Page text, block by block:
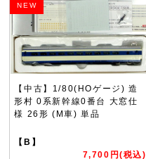
NEW
【中古】1/80(HOゲージ) 造
形村 0系新幹線0番台 大窓仕
様 26形 (M車) 単品
【B】
7,700円(税込)